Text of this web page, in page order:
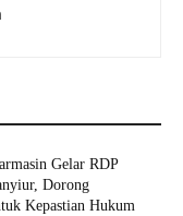
Gelar RDP
Dorong
Kepastian Hukum